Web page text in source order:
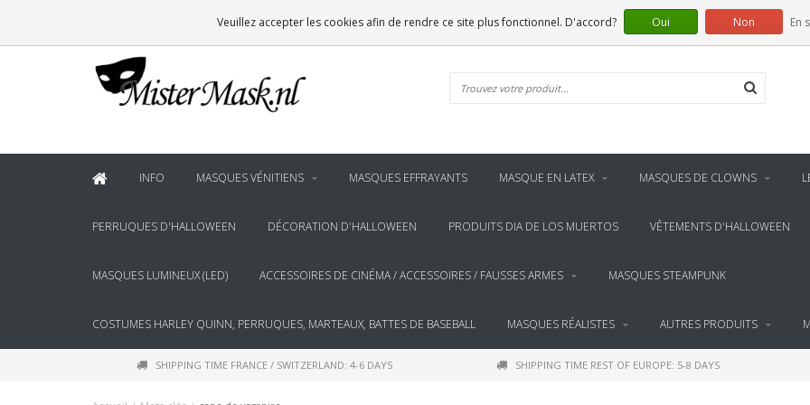
GRATIS BEZORGING
INFO MASQUES VÉNITIENS MASQUES EFFRAYANTS MASQUE EN LATEX MASQUES DE CLOWNS
PERRUQUES D'HALLOWEEN DÉCORATION D'HALLOWEEN PRODUITS DIA DE LOS MUERTOS VÊTEMENTS D'HALLOWEEN
MASQUES LUMINEUX (LED) ACCESSOIRES DE CINÉMA / ACCESSOIRES / FAUSSES ARMES MASQUES STEAMPUNK
COSTUMES HARLEY QUINN, PERRUQUES, MARTEAUX, BATTES DE BASEBALL MASQUES RÉALISTES AUTRES PRODUITS
SHIPPING TIME FRANCE / SWITZERLAND: 4-6 DAYS SHIPPING TIME REST OF EUROPE: 5-8 DAYS
Veuillez accepter les cookies afin de rendre ce site plus fonctionnel. D'accord? Oui Non En